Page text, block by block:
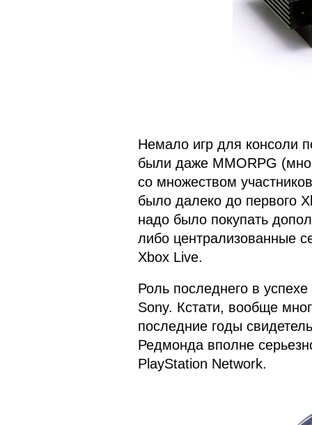
Немало игр для консоли
были даже MMORPG
со множеством
было далеко до первого
надо было покупать
либо централизованные
Xbox Live.
Роль последнего в
Sony. Кстати, вообще
последние годы
Редмонда вполне
PlayStation Network.